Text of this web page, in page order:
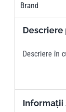
Brand
Descriere
Descriere în
Informații